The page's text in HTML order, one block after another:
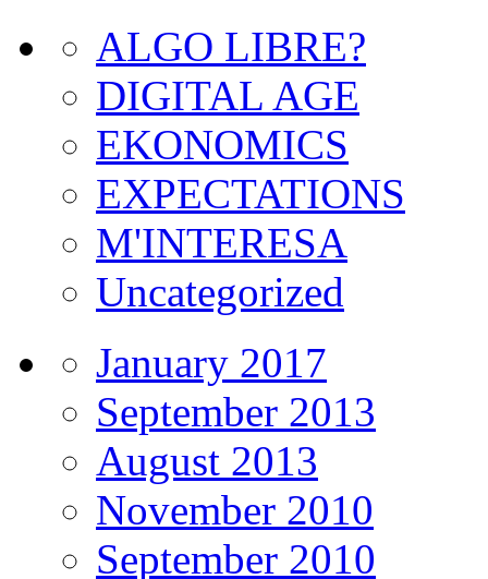
ALGO LIBRE?
DIGITAL AGE
EKONOMICS
EXPECTATIONS
M'INTERESA
Uncategorized
January 2017
September 2013
August 2013
November 2010
September 2010